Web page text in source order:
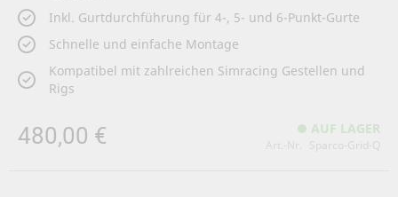
Inkl. Gurtdurchführung für 4-, 5- und 6-Punkt-Gurte
Schnelle und einfache Montage
Kompatibel mit zahlreichen Simracing Gestellen und
Rigs
480,00 € AUF LAGER
Art.-Nr. Sparco-Grid-Q